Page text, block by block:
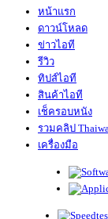
หน้าแรก
ดาวน์โหลด
ข่าวไอที
รีวิว
ทิปส์ไอที
สินค้าไอที
เช็ครอบหนัง
รวมคลิป
เครื่องมือ